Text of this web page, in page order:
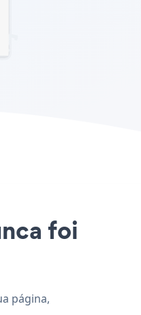
foi
página,